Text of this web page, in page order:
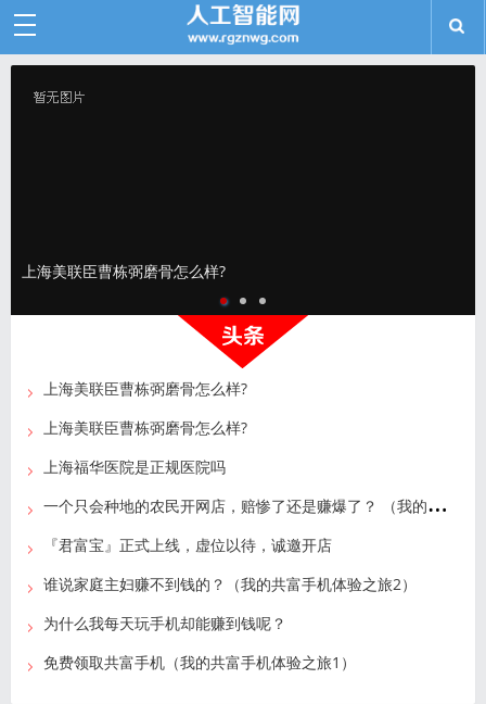
上海美联臣曹栋弼磨骨怎么样?
上海美联臣曹栋弼磨骨怎么样?
上海美联臣曹栋弼磨骨怎么样?
上海福华医院是正规医院吗
一
个只会种地的农民开网店，赔惨了还是赚爆了？ （我的共富手机体验之旅3）
『君富宝』正式上线，虚位以待，诚邀开店
谁说家庭主妇赚不到钱的？（我的共富手机体验之旅2）
为什么我每天玩手机却能赚到钱呢？
免费领取共富手机（我的共富手机体验之旅1）